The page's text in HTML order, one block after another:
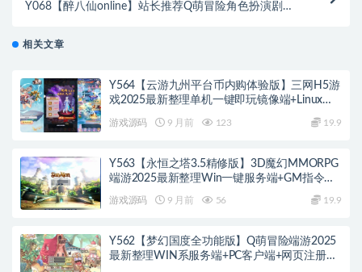
Y068【醉八仙online】站长推荐Q萌冒险角色扮演剧情
相关文章
Y564【云游九州平台币内购体验版】三网H5游
戏2025最新整理单机一键即玩镜像端+Linux手
游戏源码 9 月前 123 19.9
Y563【永恒之塔3.5精修版】3D魔幻MMORPG
端游2025最新整理Win一键服务端+GM指令
游戏源码 9 月前 56 19.9
Y562【梦幻国度全功能版】Q萌冒险端游2025
最新整理WIN系服务端+PC客户端+网页注册